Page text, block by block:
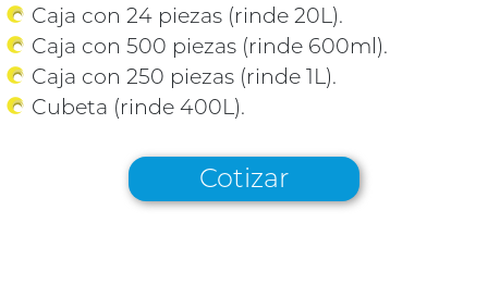
Caja con 24 piezas (rinde 20L).
Caja con 500 piezas (rinde 600ml).
Caja con 250 piezas (rinde 1L).
Cubeta (rinde 400L).
Cotizar